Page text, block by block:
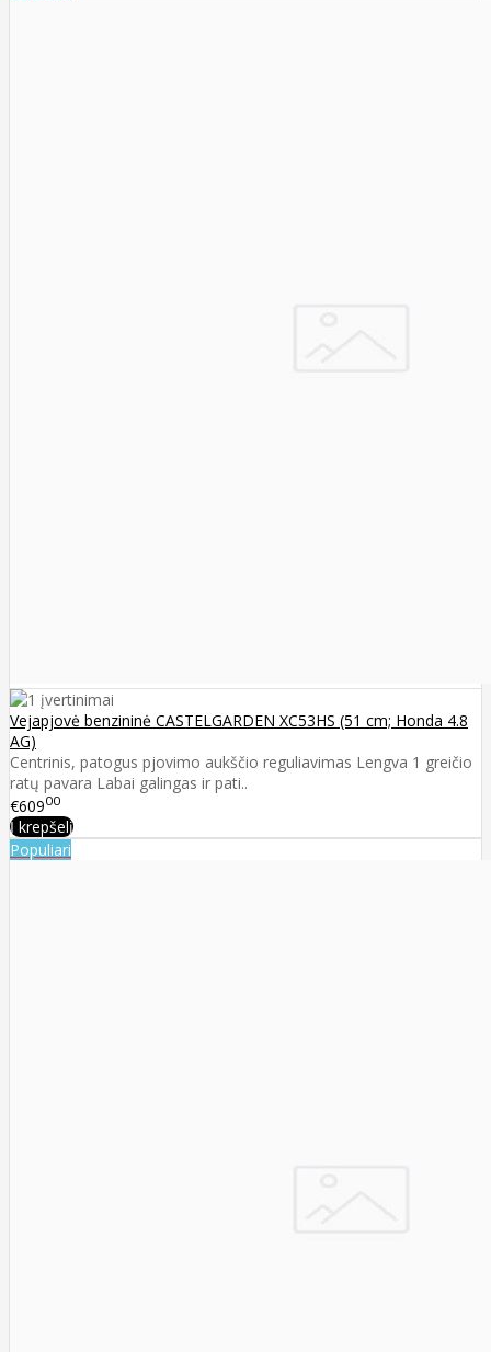
Vejapjovė benzininė CASTELGARDEN XC53HS (51 cm; Honda 4.8
AG)
Centrinis, patogus pjovimo aukščio reguliavimas Lengva 1 greičio
ratų pavara Labai galingas ir pati..
€60900
Į krepšelį
Populiari